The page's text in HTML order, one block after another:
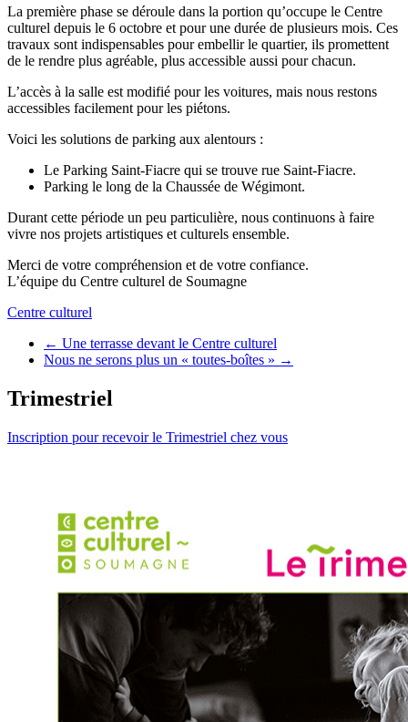
La première phase se déroule dans la portion qu’occupe le Centre
culturel depuis le 6 octobre et pour une durée de plusieurs mois. Ces
travaux sont indispensables pour embellir le quartier, ils promettent
de le rendre plus agréable, plus accessible aussi pour chacun.
L’accès à la salle est modifié pour les voitures, mais nous restons
accessibles facilement pour les piétons.
Voici les solutions de parking aux alentours :
Le Parking Saint-Fiacre qui se trouve rue Saint-Fiacre.
Parking le long de la Chaussée de Wégimont.
Durant cette période un peu particulière, nous continuons à faire
vivre nos projets artistiques et culturels ensemble.
Merci de votre compréhension et de votre confiance.
L’équipe du Centre culturel de Soumagne
Centre culturel
← Une terrasse devant le Centre culturel
Nous ne serons plus un « toutes-boîtes » →
Trimestriel
Inscription pour recevoir le Trimestriel chez vous